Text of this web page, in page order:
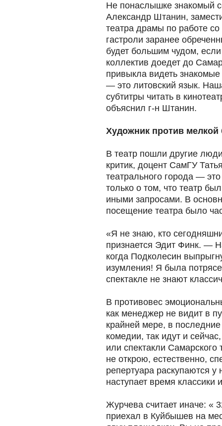
Не понаслышке знакомый
Александр Штанин,
театра драмы по работе
гастроли заранее
будет большим чудом, если
коллектив доедет до
привыкла видеть
— это литовский язык.
субтитры читать в
объяснил г-н Штанин.
Художник против мелкой
В театр пошли другие
критик, доцент СамГУ
театрального города —
только о том, что театр
иными запросами. В
посещение театра было
«Я не знаю, кто
признается Эдит Финк. —
когда Подколесин
изумления! Я была
спектакле не знают
В противовес
как менеджер не видит в
крайней мере, в
комедии, так идут и
или спектакли
не открою, естественно,
репертуара раскупаются
наступает время
Журчева считает иначе: «
приехал в Куйбышев на